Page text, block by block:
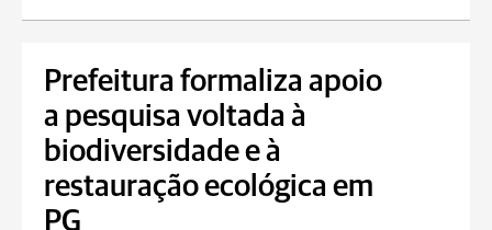
Prefeitura formaliza apoio
a pesquisa voltada à
biodiversidade e à
restauração ecológica em
PG